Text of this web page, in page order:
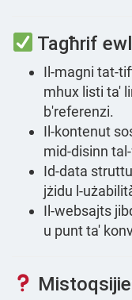
Tagħrif
Il-magni tat-
mhux listi ta'
b'referenzi.
Il-kontenut
mid-disinn
Id-data
jżidu l-
Il-websajts
u punt ta'